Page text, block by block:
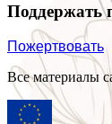
Поддержать
Пожертвовать
Все материалы